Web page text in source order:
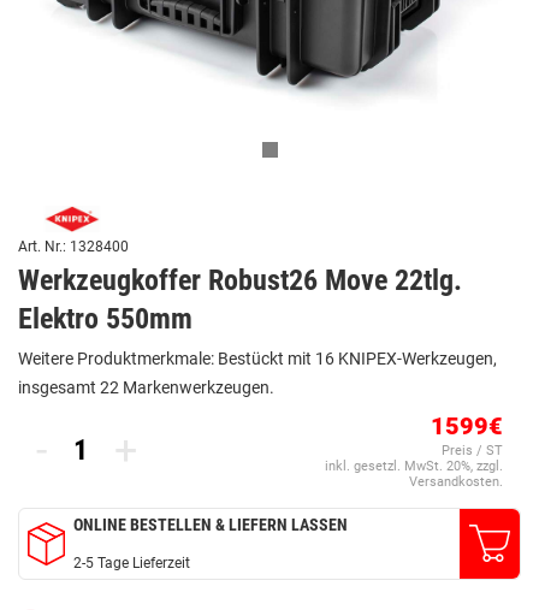
Art. Nr.: 1328400
Werkzeugkoffer Robust26 Move 22tlg.
Elektro 550mm
Weitere Produktmerkmale: Bestückt mit 16 KNIPEX-Werkzeugen,
insgesamt 22 Markenwerkzeugen.
- + 1599€
Preis / ST
inkl. gesetzl. MwSt. 20%, zzgl.
Versandkosten.
ONLINE BESTELLEN & LIEFERN LASSEN
2-5 Tage Lieferzeit